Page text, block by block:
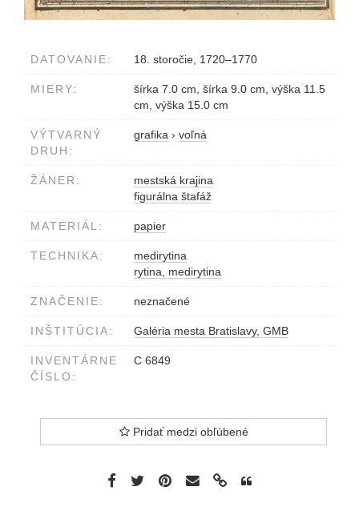
DATOVANIE: 18. storočie, 1720–1770
MIERY:
šírka 7.0 cm, šírka 9.0 cm, výška 11.5
cm, výška 15.0 cm
VÝTVARNÝ
DRUH:
grafika › voľná
ŽÁNER:
mestská krajina
figurálna štafáž
MATERIÁL: papier
TECHNIKA:
medirytina
rytina, medirytina
ZNAČENIE: neznačené
INŠTITÚCIA: Galéria mesta Bratislavy, GMB
INVENTÁRNE
ČÍSLO:
C 6849
Pridať medzi obľúbené